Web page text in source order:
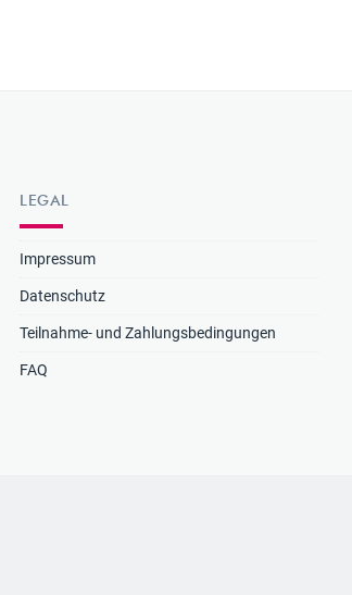
LEGAL
Impressum
Datenschutz
Teilnahme- und Zahlungsbedingungen
FAQ